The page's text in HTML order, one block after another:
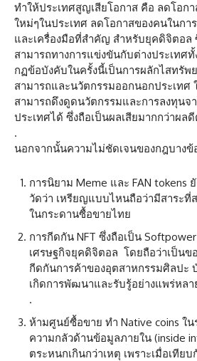
ทำให้ประเทศสูญเสียโอกาส คือ ลดโอก
ใหม่ๆในประเทศ ลดโอกาสของคนในก
และเครื่องมือที่สำคัญ สำหรับยุคดิจิตอล
สามารถทางการแข่งขันกับต่างประเทศ
กฏข้อบังคับในครั้งนี้เป็นการผลักไสทรัพ
สามารถและนวัตกรรมออกนอกประเทศ
สามารถดึงดูดนวัตกรรมและการลงทุนจ
ประเทศได้ ซึ่งถือเป็นผลเสียมากกว่าผล
.
นอกจากนั้นความไม่ชัดเจนของกฎบางข้
การนิยาม Meme และ FAN tokens
วัดว่า เหรียญแบบไหนถือว่ามีสาระ
ในกระดานซื้อขายไทย
การกีดกัน NFT ซึ่งถือเป็น
เศรษฐกิจยุคดิจิตอล โดยถือว่าเป็นข
กีดกันการค้าของอุตสาหกรรมศิลปะ
เกิดการพัฒนาและรับรู้อย่างแพร่หลา
.
ห้ามศูนย์ซื้อขาย ทำ Native coins ใน
ความกลัวด้านข้อมูลภายใน (inside
ตระหนกเกินกว่าเหตุ เพราะเมื่อเที